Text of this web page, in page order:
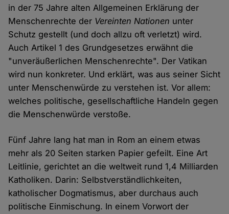
in der 75 Jahre alten Allgemeinen Erklärung der
Menschenrechte der Vereinten Nationen unter
Schutz gestellt (und doch allzu oft verletzt) wird.
Auch Artikel 1 des Grundgesetzes erwähnt die
"unveräußerlichen Menschenrechte". Der Vatikan
wird nun konkreter. Und erklärt, was aus seiner Sicht
unter Menschenwürde zu verstehen ist. Vor allem:
welches politische, gesellschaftliche Handeln gegen
die Menschenwürde verstoße.
Fünf Jahre lang hat man in Rom an einem etwas
mehr als 20 Seiten starken Papier gefeilt. Eine Art
Leitlinie, gerichtet an die weltweit rund 1,4 Milliarden
Katholiken. Darin: Selbstverständlichkeiten,
katholischer Dogmatismus, aber durchaus auch
politische Einmischung. In einem Vorwort der